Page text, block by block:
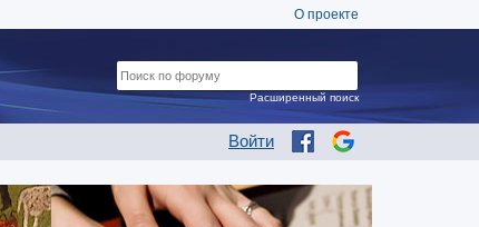
О проекте
Войти
Расширенный поиск